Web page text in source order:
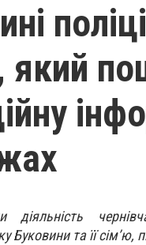
який
діяльність
Буковини та її сім’ю,